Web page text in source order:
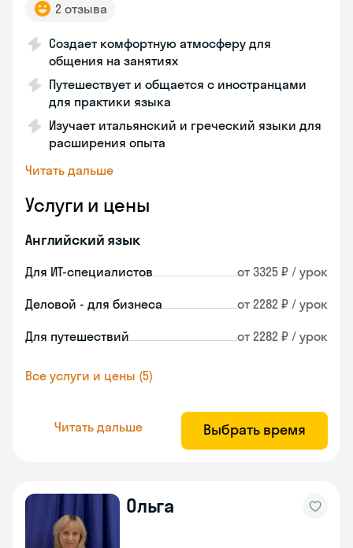
2 отзыва
Создает комфортную атмосферу для
общения на занятиях
Путешествует и общается с иностранцами
для практики языка
Изучает итальянский и греческий языки для
расширения опыта
Читать дальше
Услуги и цены
Английский язык
Для ИТ-специалистов от 3325 ₽ / урок
Деловой - для бизнеса от 2282 ₽ / урок
Для путешествий от 2282 ₽ / урок
Все услуги и цены (5)
Читать дальше Выбрать время
Ольга